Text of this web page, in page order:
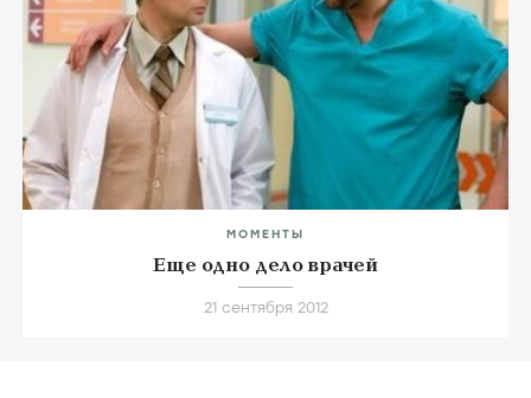
МОМЕНТЫ
Еще одно дело врачей
21 сентября 2012